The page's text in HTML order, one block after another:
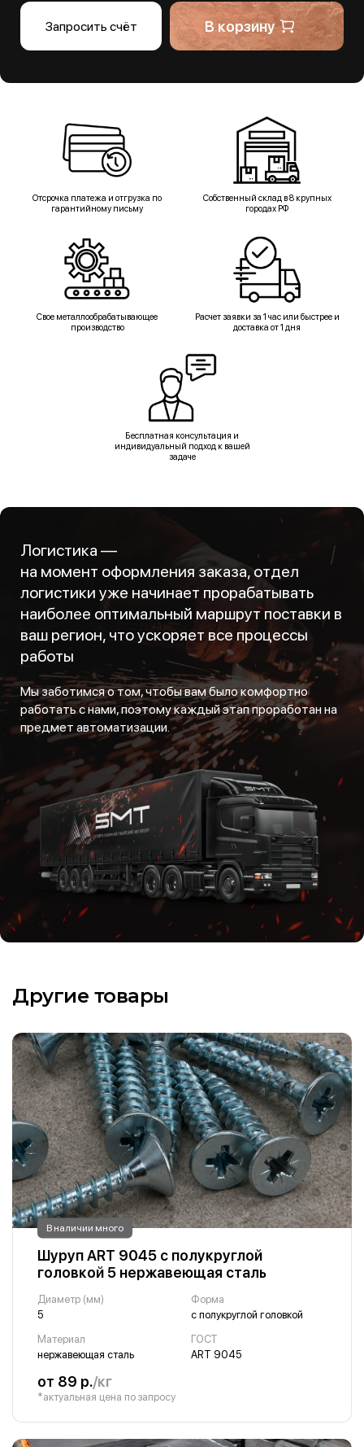
Запросить счёт В корзину
Отсрочка платежа и отгрузка по
гарантийному письму
Собственный склад в 8 крупных
городах РФ
Свое металлообрабатывающее
производство
Расчет заявки за 1 час или быстрее и
доставка от 1 дня
Бесплатная консультация и
индивидуальный подход к вашей
задаче
Логистика —
на момент оформления заказа, отдел
логистики уже начинает прорабатывать
наиболее оптимальный маршрут поставки в
ваш регион, что ускоряет все процессы
работы
Мы заботимся о том, чтобы вам было комфортно
работать с нами, поэтому каждый этап проработан на
предмет автоматизации.
Другие товары
В наличии много
Шуруп ART 9045 с полукруглой
головкой 5 нержавеющая сталь
Диаметр (мм)
5
Форма
с полукруглой головкой
Материал
нержавеющая сталь
ГОСТ
ART 9045
от 89 р./кг
*актуальная цена по запросу